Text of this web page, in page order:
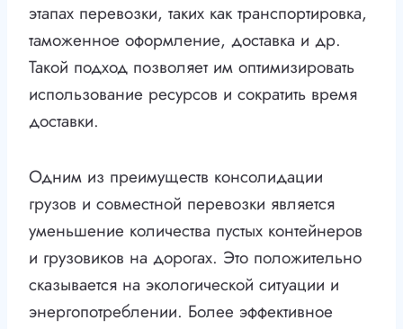
этапах перевозки, таких как транспортировка,
таможенное оформление, доставка и др.
Такой подход позволяет им оптимизировать
использование ресурсов и сократить время
доставки.
Одним из преимуществ консолидации
грузов и совместной перевозки является
уменьшение количества пустых контейнеров
и грузовиков на дорогах. Это положительно
сказывается на экологической ситуации и
энергопотреблении. Более эффективное